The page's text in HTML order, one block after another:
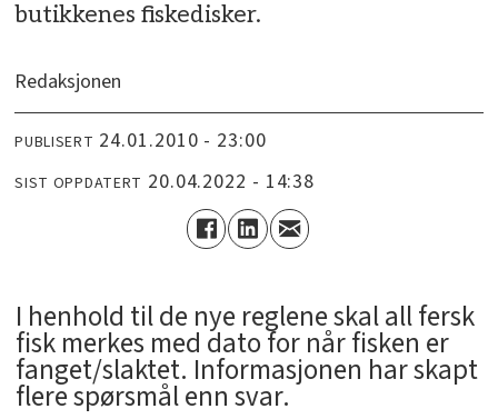
butikkenes fiskedisker.
Redaksjonen
PUBLISERT 24.01.2010 - 23:00
SIST OPPDATERT 20.04.2022 - 14:38
I henhold til de nye reglene skal all fersk
fisk merkes med dato for når fisken er
fanget/slaktet. Informasjonen har skapt
flere spørsmål enn svar.